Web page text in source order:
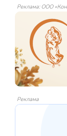
Реклама: ООО
Реклама